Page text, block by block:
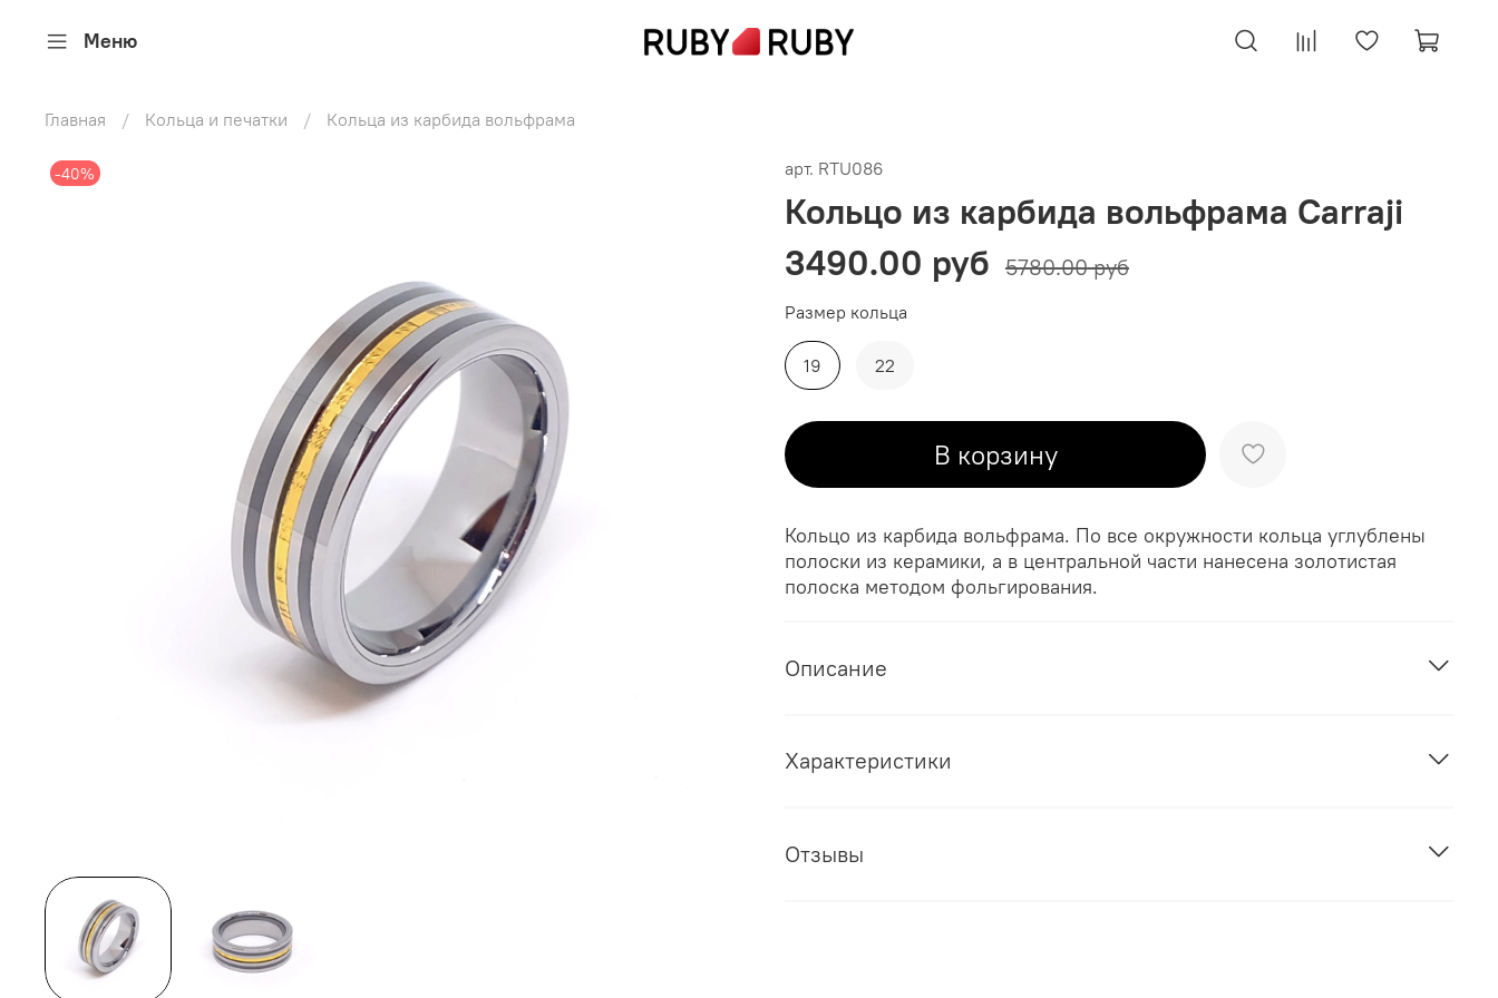
Меню
Главная Кольца и печатки Кольца из карбида вольфрама
-40% арт. RTU086
Кольцо из карбида вольфрама Carraji
3490.00 руб 5780.00 руб
В корзину
Размер кольца
19 22
Кольцо из карбида вольфрама. По все окружности кольца углублены
полоски из керамики, а в центральной части нанесена золотистая
полоска методом фольгирования.
Описание
Характеристики
Отзывы